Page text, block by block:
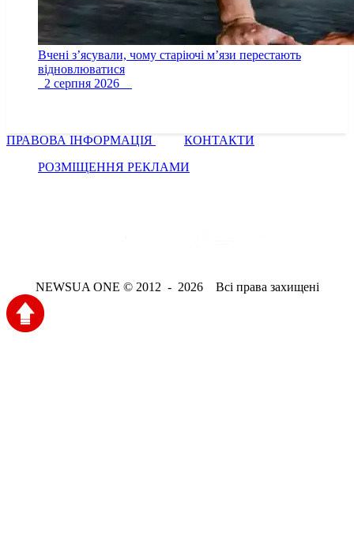
Вчені з’ясували, чому старіючі м’язи перестають
відновлюватися
2 серпня 2026
ПРАВОВА ІНФОРМАЦІЯ
КОНТАКТИ
РОЗМІЩЕННЯ РЕКЛАМИ
NEWSUA ONE © 2012 - 2026 Всі права захищені